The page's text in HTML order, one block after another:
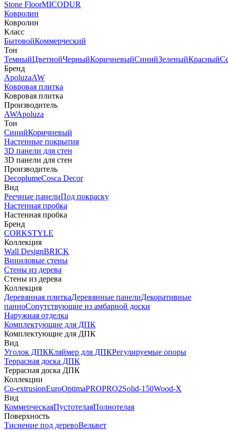
Stone FloorMICODUR
Ковролин
Ковролин
Класс
БытовойКоммерческий
Тон
ТемныйЦветнойЧерныйКоричневыйСинийЗеленыйКрасный
Бренд
ApoluzaAW
Ковровая плитка
Ковровая плитка
Производитель
AWApoluza
Тон
СинийКоричневый
Настенные покрытия
3D панели для стен
3D панели для стен
Производитель
DecoplumeCosca Decor
Вид
Реечные панелиПод покраску
Настенная пробка
Настенная пробка
Бренд
CORKSTYLE
Коллекция
Wall DesignBRICK
Виниловые стены
Стены из дерева
Стены из дерева
Коллекция
Деревянная плиткаДеревянные панелиДекоративные
панноСопутствующие из амбарной доски
Наружная отделка
Комплектующие для ДПК
Комплектующие для ДПК
Вид
Уголок ДПККляймер для ДПКРегулируемые опоры
Террасная доска ДПК
Террасная доска ДПК
Коллекции
Co-extrusionEuroOptimaPROPRO2Solid-150Wood-X
Вид
КоммерческаяПустотелаяПолнотелая
Поверхность
Тиснение под деревоВельвет